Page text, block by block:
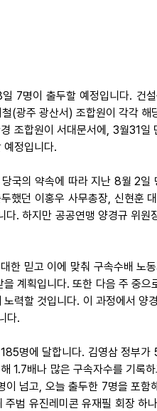
7명이 출두할 예정입니다. 건
(광주 광산서) 조합원이 각각 해
조합원이 서대문서에, 3월31일
예정입니다.
국의 약속에 따라 지난 8월 2일
했던 이홍우 사무총장, 신현훈
. 하지만 공공연맹 양경규 위원
믿고 이에 맞춰 구속수배 노
계획입니다. 또한 다음 주 중으
력할 것입니다. 이 과정에서 양
다.
명에 달합니다. 김영삼 정부
1.7배나 많은 구속자수를 기록
넘고, 오늘 출두한 7명을 포함
범 유진레미콘 유재필 회장 하